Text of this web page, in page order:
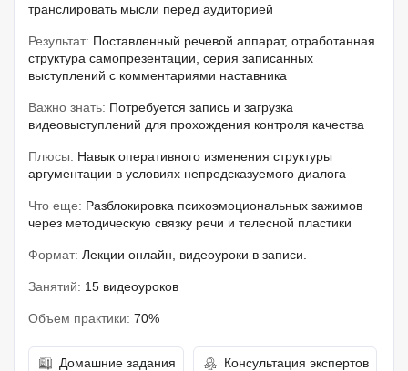
транслировать мысли перед аудиторией
Результат: Поставленный речевой аппарат, отработанная
структура самопрезентации, серия записанных
выступлений с комментариями наставника
Важно знать: Потребуется запись и загрузка
видеовыступлений для прохождения контроля качества
Плюсы: Навык оперативного изменения структуры
аргументации в условиях непредсказуемого диалога
Что еще: Разблокировка психоэмоциональных зажимов
через методическую связку речи и телесной пластики
Формат: Лекции онлайн, видеоуроки в записи.
Занятий: 15 видеоуроков
Объем практики: 70%
Домашние задания Консультация экспертов